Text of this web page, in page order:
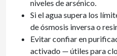
niveles de arsénico.
Si el agua supera los
de ósmosis inversa o
Evitar confiar en
activado — útiles para